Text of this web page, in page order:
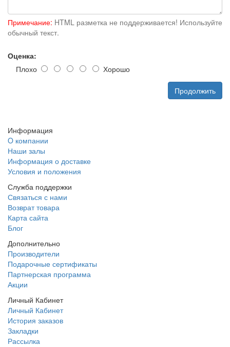
Примечание: HTML разметка не поддерживается! Используйте
обычный текст.
Оценка:
Плохо
Хорошо
Продолжить
Информация
O компании
Наши залы
Информация о доставке
Условия и положения
Служба поддержки
Связаться с нами
Возврат товара
Карта сайта
Блог
Дополнительно
Производители
Подарочные сертификаты
Партнерская программа
Акции
Личный Кабинет
Личный Кабинет
История заказов
Закладки
Рассылка